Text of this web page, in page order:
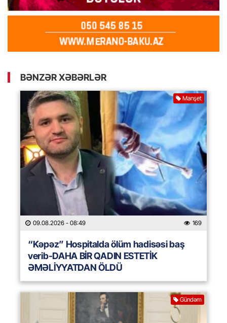
BƏNZƏR XƏBƏRLƏR
Manşet
09.08.2026 - 08:49 169
“Kəpəz” Hospitalda ölüm hadisəsi baş
verib-DAHA BİR QADIN ESTETİK
ƏMƏLİYYATDAN ÖLDÜ
Gündəm